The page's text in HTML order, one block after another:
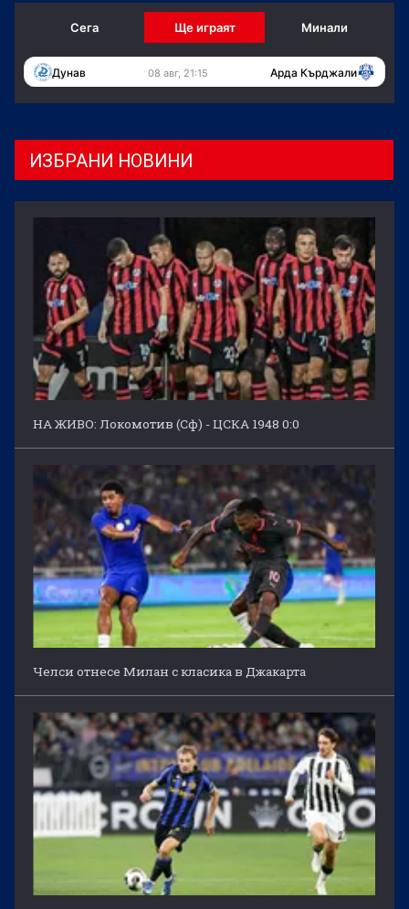
Сега Ще играят Минали
Дунав 08 авг, 21:15 Арда Кърджали
ИЗБРАНИ НОВИНИ
НА ЖИВО: Локомотив (Сф) - ЦСКА 1948 0:0
Челси отнесе Милан с класика в Джакарта